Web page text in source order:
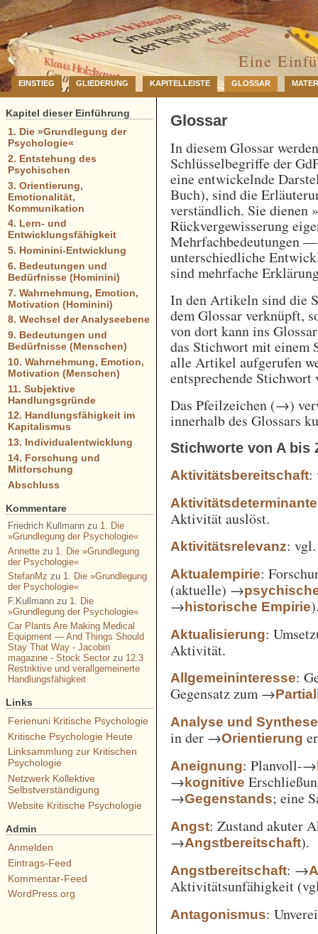
…
Eine
EINSTIEG GLIEDERUNG KAPITELLEISTE GLOSSAR
Glossar
In diesem Glossar
Schlüsselbegriffe der
eine entwickelnde
Buch), sind die
verständlich. Sie dienen
Rückvergewisserung
Mehrfachbedeutungen
unterschiedliche
sind mehrfache
In den Artikeln sind die
dem Glossar verknüpft,
von dort kann ins
das Stichwort mit einem
alle Artikel aufgerufen
entsprechende Stichwort
Das Pfeilzeichen (→)
innerhalb des Glossars
Stichworte von A bis
Aktivitätsbereitschaft:
Aktivitätsdeterminante
Aktivität auslöst.
Aktivitätsrelevanz:
Aktualempirie:
(aktuelle) →
→historische Empirie
Aktualisierung:
Aktivität.
Allgemeininteresse:
Gegensatz zum →
Analyse und Synthese
in der →Orientierung
Aneignung: Planvoll-→
→kognitive
→Gegenstands; eine
Angst: Zustand akuter
→Angstbereitschaft).
Angstbereitschaft: →
Aktivitätsunfähigkeit
Antagonismus:
Kapitel dieser Einführung
1. Die »Grundlegung der
Psychologie«
2. Entstehung des
Psychischen
3. Orientierung,
Emotionalität,
Kommunikation
4. Lern- und
Entwicklungsfähigkeit
5. Hominini-Entwicklung
6. Bedeutungen und
Bedürfnisse (Hominini)
7. Wahrnehmung, Emotion,
Motivation (Hominini)
8. Wechsel der Analyseebene
9. Bedeutungen und
Bedürfnisse (Menschen)
10. Wahrnehmung, Emotion,
Motivation (Menschen)
11. Subjektive
Handlungsgründe
12. Handlungsfähigkeit im
Kapitalismus
13. Individualentwicklung
14. Forschung und
Mitforschung
Abschluss
Kommentare
Friedrich Kullmannzu 1. Die
»Grundlegung der Psychologie«
Annettezu 1. Die »Grundlegung
der Psychologie«
StefanMz zu 1. Die »Grundlegung
der Psychologie«
F.Kullmannzu 1. Die
»Grundlegung der Psychologie«
Car Plants Are Making Medical
Equipment — And Things Should
Stay That Way - Jacobin
magazine - Stock Sectorzu 12.3
Restriktive und verallgemeinerte
Handlungsfähigkeit
Links
Ferienuni Kritische Psychologie
Kritische Psychologie Heute
Linksammlung zur Kritischen
Psychologie
Netzwerk Kollektive
Selbstverständigung
Website Kritische Psychologie
Admin
Anmelden
Eintrags-Feed
Kommentar-Feed
WordPress.org